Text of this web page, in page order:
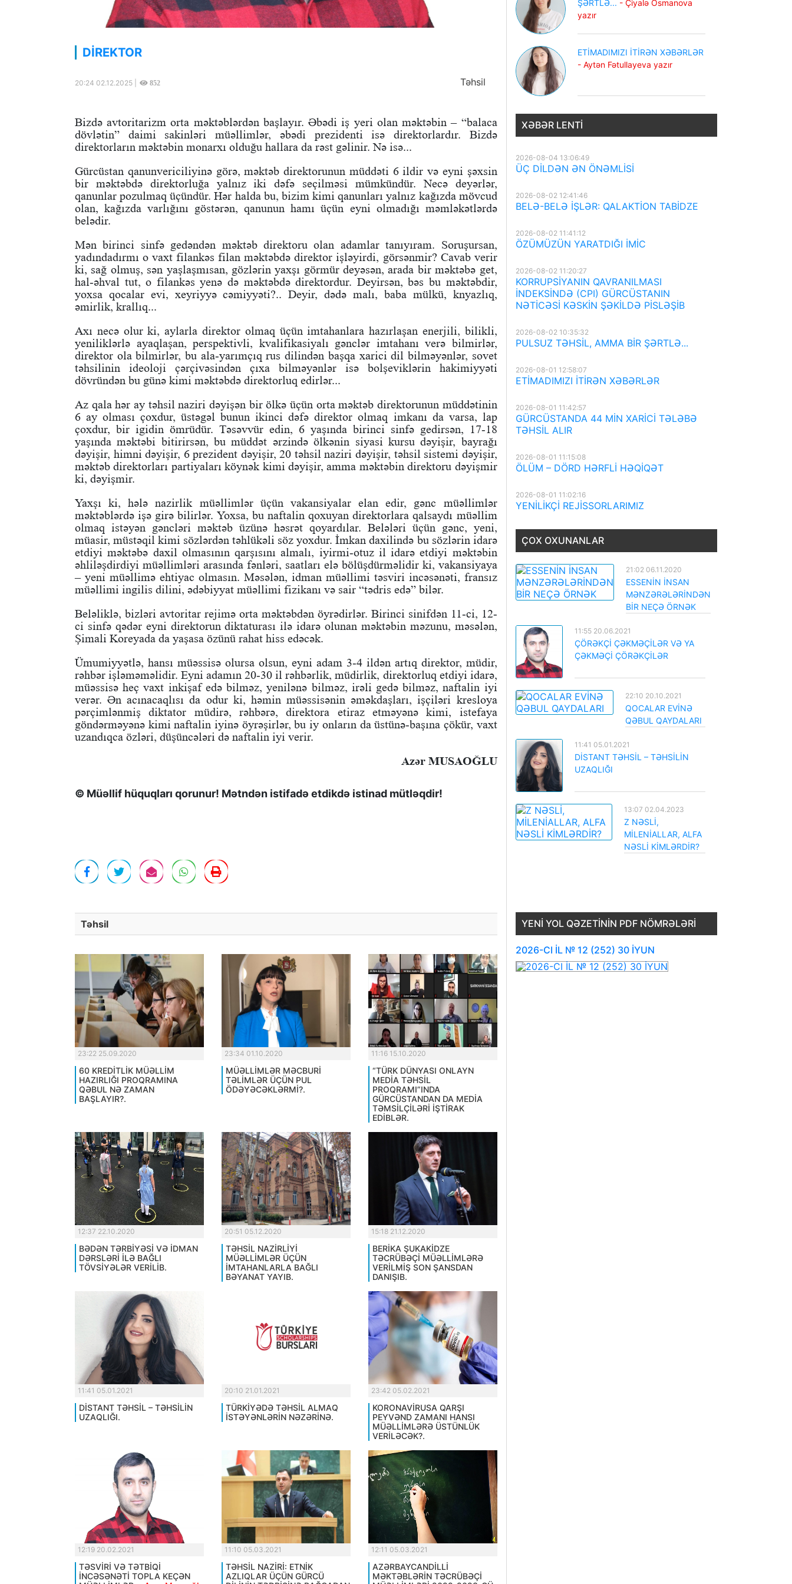
DİREKTOR
20:24 02.12.2025 | 852 Təhsil
Bizdə avtoritarizm orta məktəblərdən başlayır. Əbədi iş yeri olan məktəbin – “balaca
dövlətin” daimi sakinləri müəllimlər, əbədi prezidenti isə direktorlardır. Bizdə
direktorların məktəbin monarxı olduğu hallara da rəst gəlinir. Nə isə...
Gürcüstan qanunvericiliyinə görə, məktəb direktorunun müddəti 6 ildir və eyni şəxsin
bir məktəbdə direktorluğa yalnız iki dəfə seçilməsi mümkündür. Necə deyərlər,
qanunlar pozulmaq üçündür. Hər halda bu, bizim kimi qanunları yalnız kağızda mövcud
olan, kağızda varlığını göstərən, qanunun hamı üçün eyni olmadığı məmləkətlərdə
belədir.
Mən birinci sinfə gedəndən məktəb direktoru olan adamlar tanıyıram. Soruşursan,
yadındadırmı o vaxt filankəs filan məktəbdə direktor işləyirdi, görsənmir? Cavab verir
ki, sağ olmuş, sən yaşlaşmısan, gözlərin yaxşı görmür deyəsən, arada bir məktəbə get,
hal-əhval tut, o filankəs yenə də məktəbdə direktordur. Deyirsən, bəs bu məktəbdir,
yoxsa qocalar evi, xeyriyyə cəmiyyəti?.. Deyir, dədə malı, baba mülkü, knyazlıq,
əmirlik, krallıq...
Axı necə olur ki, aylarla direktor olmaq üçün imtahanlara hazırlaşan enerjili, bilikli,
yeniliklərlə ayaqlaşan, perspektivli, kvalifikasiyalı gənclər imtahanı verə bilmirlər,
direktor ola bilmirlər, bu ala-yarımçıq rus dilindən başqa xarici dil bilməyənlər, sovet
təhsilinin ideoloji çərçivəsindən çıxa bilməyənlər isə bolşeviklərin hakimiyyəti
dövründən bu günə kimi məktəbdə direktorluq edirlər...
Az qala hər ay təhsil naziri dəyişən bir ölkə üçün orta məktəb direktorunun müddətinin
6 ay olması çoxdur, üstəgəl bunun ikinci dəfə direktor olmaq imkanı da varsa, lap
çoxdur, bir igidin ömrüdür. Təsəvvür edin, 6 yaşında birinci sinfə gedirsən, 17-18
yaşında məktəbi bitirirsən, bu müddət ərzində ölkənin siyasi kursu dəyişir, bayrağı
dəyişir, himni dəyişir, 6 prezident dəyişir, 20 təhsil naziri dəyişir, təhsil sistemi dəyişir,
məktəb direktorları partiyaları köynək kimi dəyişir, amma məktəbin direktoru dəyişmir
ki, dəyişmir.
Yaxşı ki, hələ nazirlik müəllimlər üçün vakansiyalar elan edir, gənc müəllimlər
məktəblərdə işə girə bilirlər. Yoxsa, bu naftalin qoxuyan direktorlara qalsaydı müəllim
olmaq istəyən gəncləri məktəb üzünə həsrət qoyardılar. Belələri üçün gənc, yeni,
müasir, müstəqil kimi sözlərdən təhlükəli söz yoxdur. İmkan daxilində bu sözlərin idarə
etdiyi məktəbə daxil olmasının qarşısını almalı, iyirmi-otuz il idarə etdiyi məktəbin
əhliləşdirdiyi müəllimləri arasında fənləri, saatları elə bölüşdürməlidir ki, vakansiyaya
– yeni müəllimə ehtiyac olmasın. Məsələn, idman müəllimi təsviri incəsənəti, fransız
müəllimi ingilis dilini, ədəbiyyat müəllimi fizikanı və sair “tədris edə” bilər.
Beləliklə, bizləri avtoritar rejimə orta məktəbdən öyrədirlər. Birinci sinifdən 11-ci, 12-
ci sinfə qədər eyni direktorun diktaturası ilə idarə olunan məktəbin məzunu, məsələn,
Şimali Koreyada da yaşasa özünü rahat hiss edəcək.
Ümumiyyətlə, hansı müəssisə olursa olsun, eyni adam 3-4 ildən artıq direktor, müdir,
rəhbər işləməməlidir. Eyni adamın 20-30 il rəhbərlik, müdirlik, direktorluq etdiyi idarə,
müəssisə heç vaxt inkişaf edə bilməz, yenilənə bilməz, irəli gedə bilməz, naftalin iyi
verər. Ən acınacaqlısı da odur ki, həmin müəssisənin əməkdaşları, işçiləri kresloya
pərçimlənmiş diktator müdirə, rəhbərə, direktora etiraz etməyənə kimi, istefaya
göndərməyənə kimi naftalin iyinə öyrəşirlər, bu iy onların da üstünə-başına çökür, vaxt
uzandıqca özləri, düşüncələri də naftalin iyi verir.
Azər MUSAOĞLU
© Müəllif hüquqları qorunur! Mətndən istifadə etdikdə istinad mütləqdir!
Təhsil
23:22 25.09.2020
60 KREDİTLİK MÜƏLLİM
HAZIRLIĞI PROQRAMINA
QƏBUL NƏ ZAMAN
BAŞLAYIR?.
23:34 01.10.2020
MÜƏLLİMLƏR MƏCBURİ
TƏLİMLƏR ÜÇÜN PUL
ÖDƏYƏCƏKLƏRMİ?.
11:16 15.10.2020
“TÜRK DÜNYASI ONLAYN
MEDİA TƏHSİL
PROQRAMI”INDA
GÜRCÜSTANDAN DA MEDİA
TƏMSİLÇİLƏRİ İŞTİRAK
EDİBLƏR.
12:37 22.10.2020
BƏDƏN TƏRBİYƏSİ VƏ İDMAN
DƏRSLƏRİ İLƏ BAĞLI
TÖVSİYƏLƏR VERİLİB.
20:51 05.12.2020
TƏHSİL NAZİRLİYİ
MÜƏLLİMLƏR ÜÇÜN
İMTAHANLARLA BAĞLI
BƏYANAT YAYIB.
15:18 21.12.2020
BERİKA ŞUKAKİDZE
TƏCRÜBƏÇİ MÜƏLLİMLƏRƏ
VERİLMİŞ SON ŞANSDAN
DANIŞIB.
11:41 05.01.2021
DİSTANT TƏHSİL – TƏHSİLİN
UZAQLIĞI.
20:10 21.01.2021
TÜRKİYƏDƏ TƏHSİL ALMAQ
İSTƏYƏNLƏRİN NƏZƏRİNƏ.
23:42 05.02.2021
KORONAVİRUSA QARŞI
PEYVƏND ZAMANI HANSI
MÜƏLLİMLƏRƏ ÜSTÜNLÜK
VERİLƏCƏK?.
12:19 20.02.2021
TƏSVİRİ VƏ TƏTBİQİ
İNCƏSƏNƏTİ TOPLA KEÇƏN
11:10 05.03.2021
TƏHSİL NAZİRİ: ETNİK
AZLIQLAR ÜÇÜN GÜRCÜ
12:11 05.03.2021
AZƏRBAYCANDİLLİ
MƏKTƏBLƏRİN TƏCRÜBƏÇİ
ŞƏRTLƏ... - Çiyalə Osmanova
yazır
ETİMADIMIZI İTİRƏN XƏBƏRLƏR
- Aytən Fətullayeva yazır
XƏBƏR LENTI
2026-08-04 13:06:49
ÜÇ DİLDƏN ƏN ÖNƏMLİSİ
2026-08-02 12:41:46
BELƏ-BELƏ İŞLƏR: QALAKTİON TABİDZE
2026-08-02 11:41:12
ÖZÜMÜZÜN YARATDIĞI İMİC
2026-08-02 11:20:27
KORRUPSİYANIN QAVRANILMASI
İNDEKSİNDƏ (CPI) GÜRCÜSTANIN
NƏTİCƏSİ KƏSKİN ŞƏKİLDƏ PİSLƏŞİB
2026-08-02 10:35:32
PULSUZ TƏHSİL, AMMA BİR ŞƏRTLƏ...
2026-08-01 12:58:07
ETİMADIMIZI İTİRƏN XƏBƏRLƏR
2026-08-01 11:42:57
GÜRCÜSTANDA 44 MİN XARİCİ TƏLƏBƏ
TƏHSİL ALIR
2026-08-01 11:15:08
ÖLÜM – DÖRD HƏRFLİ HƏQİQƏT
2026-08-01 11:02:16
YENİLİKÇİ REJİSSORLARIMIZ
ÇOX OXUNANLAR
21:02 06.11.2020
ESSENİN İNSAN
MƏNZƏRƏLƏRİNDƏN
BİR NEÇƏ ÖRNƏK
11:55 20.06.2021
ÇÖRƏKÇİ ÇƏKMƏÇİLƏR VƏ YA
ÇƏKMƏÇİ ÇÖRƏKÇİLƏR
22:10 20.10.2021
QOCALAR EVİNƏ
QƏBUL QAYDALARI
11:41 05.01.2021
DİSTANT TƏHSİL – TƏHSİLİN
UZAQLIĞI
13:07 02.04.2023
Z NƏSLİ,
MİLENİALLAR, ALFA
NƏSLİ KİMLƏRDİR?
YENI YOL QƏZETININ PDF NÖMRƏLƏRI
2026-CI İL № 12 (252) 30 İYUN